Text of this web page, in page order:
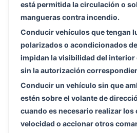
está permitida la circulación o
mangueras contra incendio.
Conducir vehículos que tengan
polarizados o acondicionados
impidan la visibilidad del interior
sin la autorización
Conducir un vehículo sin que
estén sobre el volante de
cuando es necesario realizar los
velocidad o accionar otros